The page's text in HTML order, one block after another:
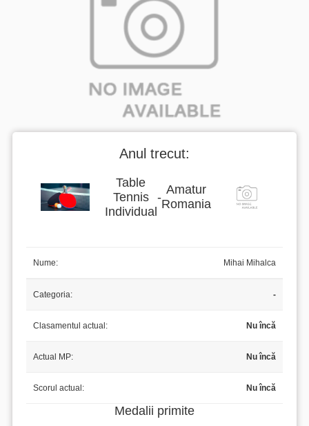
Anul trecut:
Table
Tennis
Individual
-
Amatur
Romania
Nume: Mihai Mihalca
Categoria: -
Clasamentul actual: Nu încă
Actual MP: Nu încă
Scorul actual: Nu încă
Medalii primite